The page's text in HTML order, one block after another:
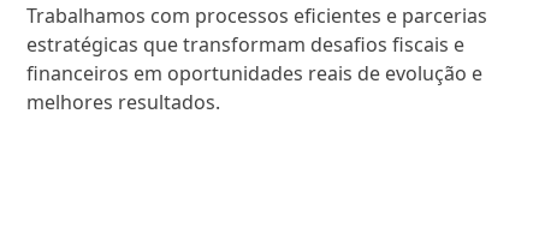
Trabalhamos com processos eficientes e parcerias
estratégicas que transformam desafios fiscais e
financeiros em oportunidades reais de evolução e
melhores resultados.